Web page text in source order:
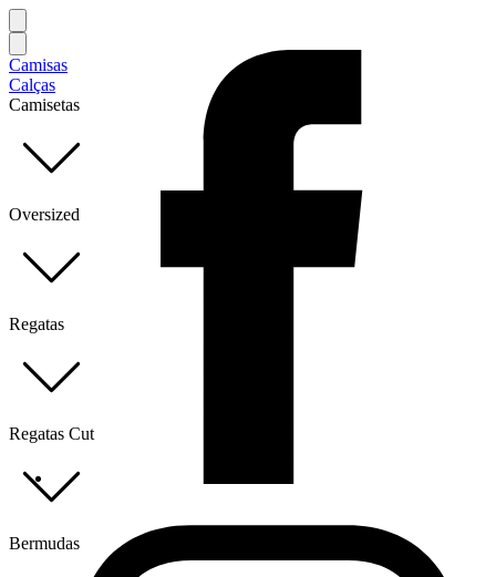
Camisas
Calças
Camisetas
Oversized
Regatas
Regatas Cut
Bermudas